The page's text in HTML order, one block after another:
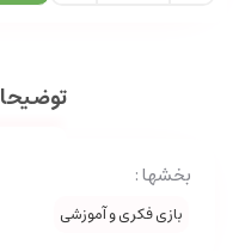
بخشها :
بازی فکری و آموزشی